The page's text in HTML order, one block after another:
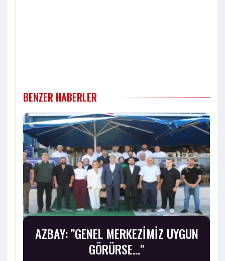
BENZER HABERLER
AZBAY: "GENEL MERKEZİMİZ UYGUN
GÖRÜRSE..."